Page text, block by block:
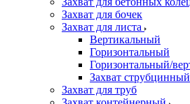
Захват для бочек
Захват для листа
Вертикальный
Горизонтальный
Горизонтальный/
Захват струбцинный
Захват для труб